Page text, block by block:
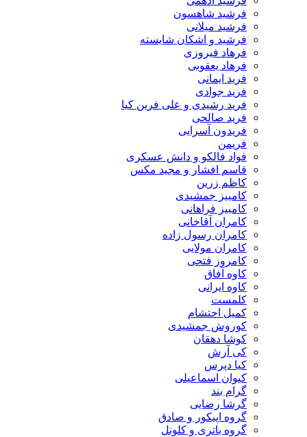
فرشید شاهسون
فرشید میلانی
فرشید و اشکان شایسته
فرهاد فیروزی
فرهاد یعقوبی
فرید ایمانی
فرید جوادی
فرید رشیدی و علی فرین کیا
فرید صالحی
فریدون آسرایی
فریمن
فواد فالکو و دانش عسکری
قاسم افشار و مجید مکس
کاظم زرین
کامبیز جمشیدی
کامبیز فراهانی
کامران آقاخانی
کامران رسول زاده
کامران مولایی
کامروز فتحی
کاوه آفاق
کاوه ایرانی
کلمست
کمیل احتشام
کوروش جمشیدی
کوشا دهقان
کی آرش
کیا دپرس
کیوان اسماعیلی
گرام بند
گرشا رضایی
گروه اپیکور و صادق
گروه باتری و کلونل